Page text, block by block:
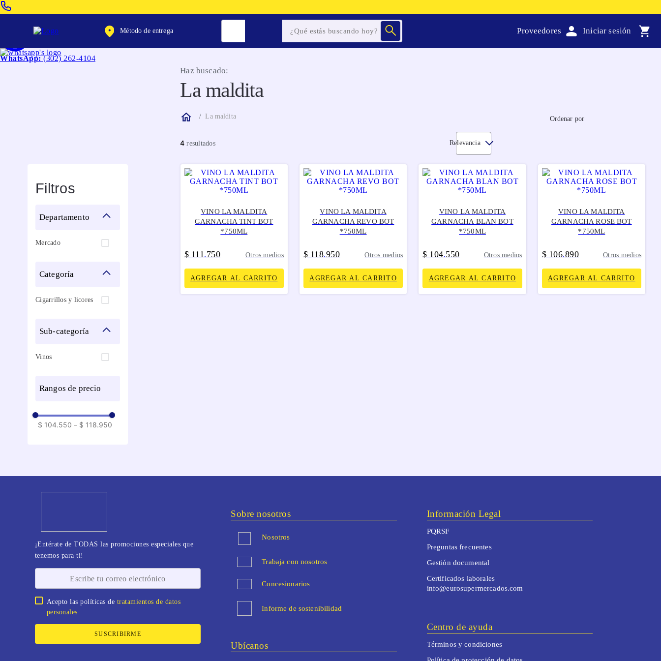
WhatsApp: (302) 262-4104
Método de entrega Proveedores
Haz buscado:
La maldita
La maldita Ordenar por
4 Relevancia
Filtros
departamento
Mercado
categoría
Cigarrillos y licores
sub-categoría
Vinos
rangos de precio
$ 104.550 – $ 118.950
VINO LA MALDITA
GARNACHA TINT BOT
*750ML
$ 111 .750 Otros medios
AGREGAR AL CARRITO
VINO LA MALDITA
GARNACHA REVO BOT
*750ML
$ 118.950 Otros medios
AGREGAR AL CARRITO
VINO LA MALDITA
GARNACHA BLAN BOT
*750ML
$ 104.550 Otros medios
AGREGAR AL CARRITO
VINO LA MALDITA
GARNACHA ROSE BOT
*750ML
$ 106.890 Otros medios
AGREGAR AL CARRITO
¡Entérate de TODAS las promociones especiales que
tenemos para ti!
Acepto las políticas de tratamientos de datos
personales
SUSCRIBIRME
Sobre nosotros
Nosotros
Trabaja con nosotros
Concesionarios
Informe de sostenibilidad
Ubícanos
Información Legal
PQRSF
Preguntas frecuentes
Gestión documental
Certificados laborales
info@eurosupermercados.com
Centro de ayuda
Términos y condiciones